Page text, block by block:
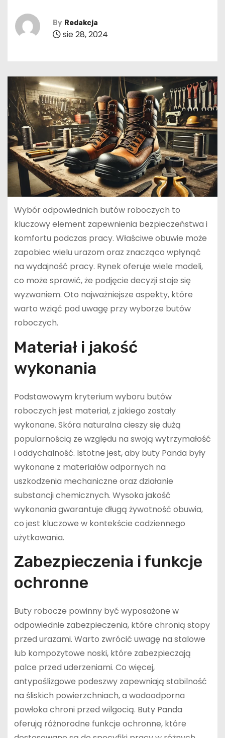
By Redakcja
sie 28, 2024
Wybór odpowiednich butów roboczych to
kluczowy element zapewnienia bezpieczeństwa i
komfortu podczas pracy. Właściwe obuwie może
zapobiec wielu urazom oraz znacząco wpłynąć
na wydajność pracy. Rynek oferuje wiele modeli,
co może sprawić, że podjęcie decyzji staje się
wyzwaniem. Oto najważniejsze aspekty, które
warto wziąć pod uwagę przy wyborze butów
roboczych.
Materiał i jakość
wykonania
Podstawowym kryterium wyboru butów
roboczych jest materiał, z jakiego zostały
wykonane. Skóra naturalna cieszy się dużą
popularnością ze względu na swoją wytrzymałość
i oddychalność. Istotne jest, aby buty Panda były
wykonane z materiałów odpornych na
uszkodzenia mechaniczne oraz działanie
substancji chemicznych. Wysoka jakość
wykonania gwarantuje długą żywotność obuwia,
co jest kluczowe w kontekście codziennego
użytkowania.
Zabezpieczenia i funkcje
ochronne
Buty robocze powinny być wyposażone w
odpowiednie zabezpieczenia, które chronią stopy
przed urazami. Warto zwrócić uwagę na stalowe
lub kompozytowe noski, które zabezpieczają
palce przed uderzeniami. Co więcej,
antypoślizgowe podeszwy zapewniają stabilność
na śliskich powierzchniach, a wodoodporna
powłoka chroni przed wilgocią. Buty Panda
oferują różnorodne funkcje ochronne, które